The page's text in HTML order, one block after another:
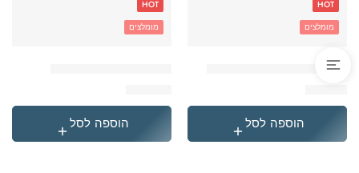
'בקבוק תרמי נירוסטה סטיץ
HOT
מומלצים
הוספה לסל
HOT
מומלצים
הוספה לסל